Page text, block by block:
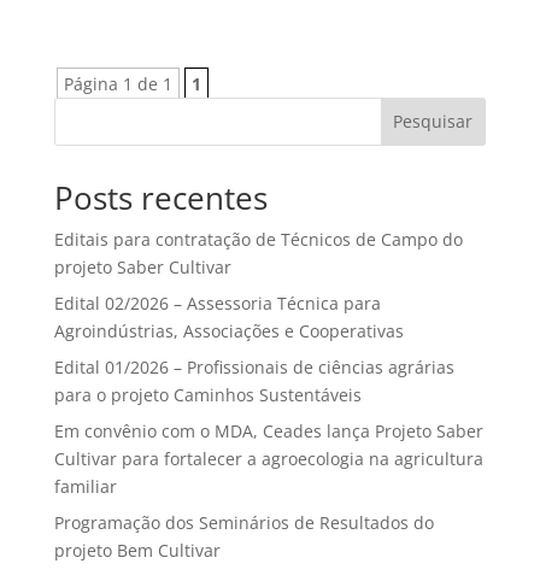
Página 1 de 1
1
Pesquisar
Posts recentes
Editais para contratação de Técnicos de Campo do
projeto Saber Cultivar
Edital 02/2026 – Assessoria Técnica para
Agroindústrias, Associações e Cooperativas
Edital 01/2026 – Profissionais de ciências agrárias
para o projeto Caminhos Sustentáveis
Em convênio com o MDA, Ceades lança Projeto Saber
Cultivar para fortalecer a agroecologia na agricultura
familiar
Programação dos Seminários de Resultados do
projeto Bem Cultivar